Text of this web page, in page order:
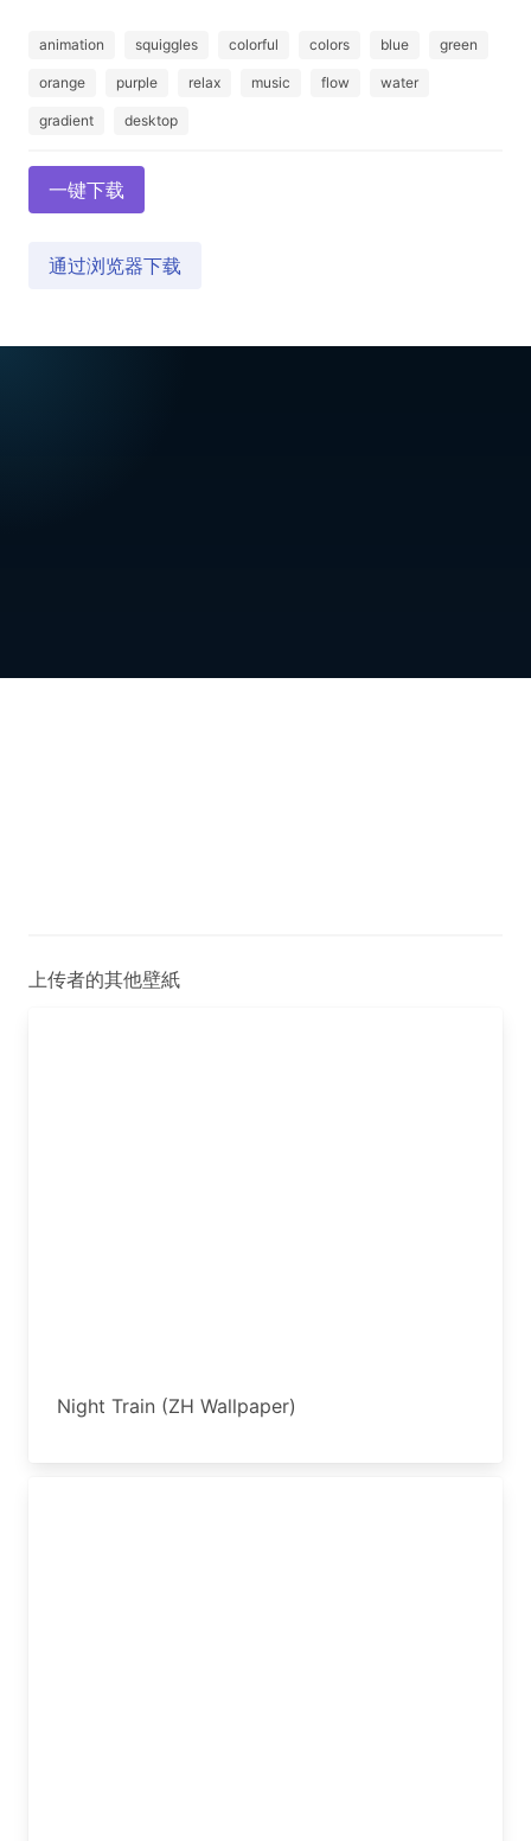
animation squiggles colorful colors blue green
orange purple relax music flow water
gradient desktop
一键下载
通过浏览器下载
上传者的其他壁紙
Night Train (ZH Wallpaper)